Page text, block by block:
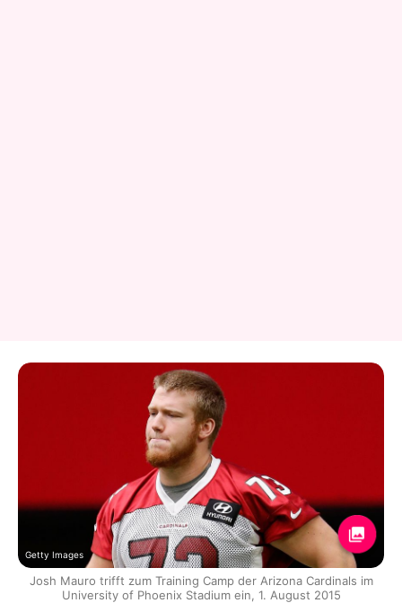
Getty Images
Josh Mauro trifft zum Training Camp der Arizona Cardinals im
University of Phoenix Stadium ein, 1. August 2015